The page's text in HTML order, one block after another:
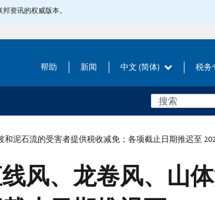
资讯的权威版本。
帮助 新闻 中文 (简体) 税务
泥石流的受害者提供税收减免；各项截止日期推迟至
风、龙卷风、山